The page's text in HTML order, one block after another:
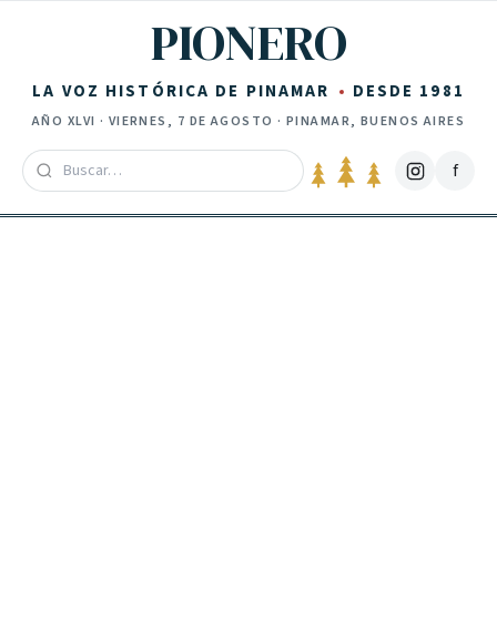
PIONERO
LA VOZ HISTÓRICA DE PINAMAR DESDE 1981
AÑO XLVI · VIERNES, 7 DE AGOSTO · PINAMAR, BUENOS AIRES
f